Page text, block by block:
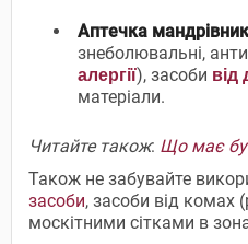
Аптечка
знеболювальні,
алергії), засоби від
матеріали.
Читайте також: Що має
Також не забувайте
засоби, засоби від комах
москітними сітками в